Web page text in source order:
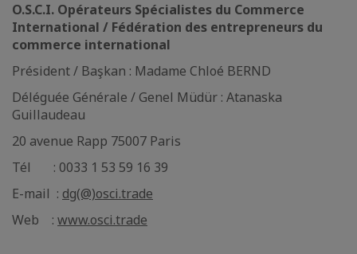
O.S.C.I. Opérateurs Spécialistes du Commerce
International / Fédération des entrepreneurs du
commerce international
Président / Başkan : Madame Chloé BERND
Déléguée Générale / Genel Müdür : Atanaska
Guillaudeau
20 avenue Rapp 75007 Paris
Tél : 0033 1 53 59 16 39
E-mail : dg(@)osci.trade
Web : www.osci.trade